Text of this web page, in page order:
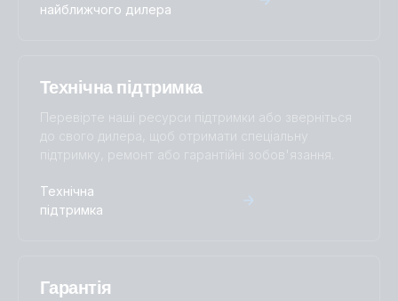
найближчого дилера
Технічна підтримка
Перевірте наші ресурси підтримки або зверніться
до свого дилера, щоб отримати спеціальну
підтримку, ремонт або гарантійні зобов'язання.
Технічна
підтримка
Гарантія